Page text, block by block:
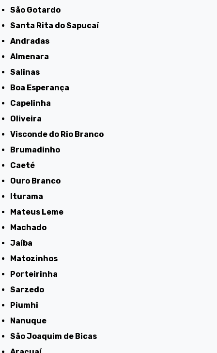
São Gotardo
Santa Rita do Sapucaí
Andradas
Almenara
Salinas
Boa Esperança
Capelinha
Oliveira
Visconde do Rio Branco
Brumadinho
Caeté
Ouro Branco
Iturama
Mateus Leme
Machado
Jaíba
Matozinhos
Porteirinha
Sarzedo
Piumhi
Nanuque
São Joaquim de Bicas